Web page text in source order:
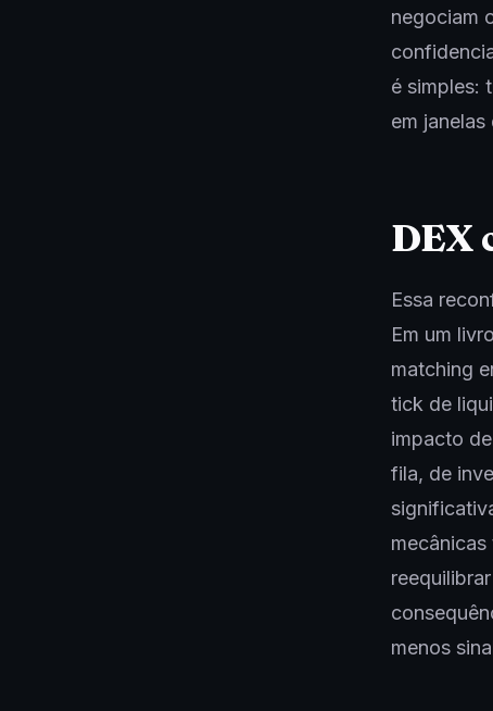
negociam
é simples:
em
DEX
Essa
Em um
matching
tick de
impacto
fila, de
menos